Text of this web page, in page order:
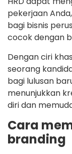
pekerjaan
bagi bisnis
cocok dengan
Dengan ciri
seorang
bagi lulusan
menunjukkan
diri dan
Cara
branding